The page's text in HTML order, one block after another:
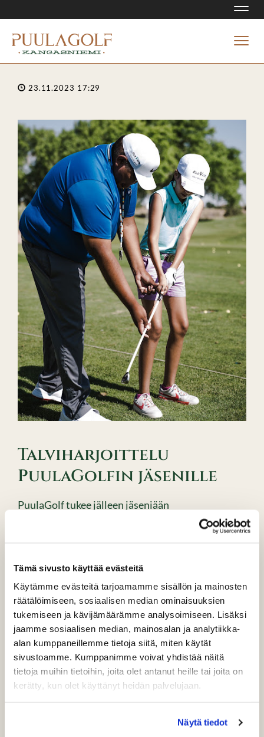
Tämä sivusto käyttää evästeitä
Käytämme evästeitä tarjoamamme sisällön ja mainosten
räätälöimiseen, sosiaalisen median ominaisuuksien
tukemiseen ja kävijämäärämme analysoimiseen. Lisäksi
jaamme sosiaalisen median, mainosalan ja analytiikka-
alan kumppaneillemme tietoja siitä, miten käytät
sivustoamme. Kumppanimme voivat yhdistää näitä
tietoja muihin tietoihin, joita olet antanut heille tai joita on
kerätty, kun olet käyttänyt heidän palvelujaan.
Näytä tiedot
23.11.2023 17:29
Talviharjoittelu
PuulaGolfin jäsenille
PuulaGolf tukee jälleen jäseniään
13.1.-13.4.2024. Aika on pääsääntöisesti varattu oma-
ehtoista harjoittelua varten.
Varustelaatikon avain on Jari Häkkisellä. Jos olet
menossa treenaamaan, niin ota ajoissa yhteyttä Jariin,
niin voitte sopia tarvittaessa avainten noudosta. Jarin
numero on 045-872 38 00.